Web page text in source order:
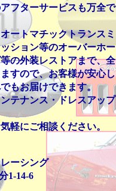
フターサービスも万全で
ートマチックトランスミ
ション等のオーバーホー
の外装レストアまで、全
すので、お客様が安心し
もお届けできます。
テナンス・ドレスアップ
軽にご相談ください。
ーシング
1-14-6